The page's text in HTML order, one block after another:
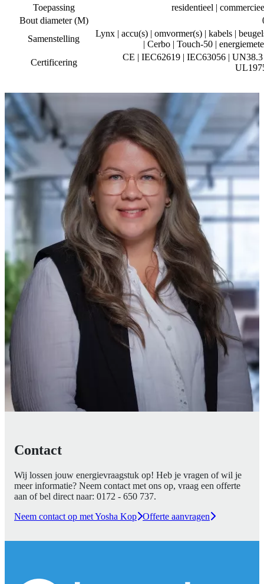
Toepassing
residentieel |
Bout diameter (M)
Samenstelling
Lynx | accu(s) | omvormer(s) | kabels |
| Cerbo | Touch-50 |
Certificering
CE | IEC62619 | IEC63056 | UN38.3
Contact
Wij lossen jouw energievraagstuk op! Heb je vragen of wil je
meer informatie? Neem contact met ons op, vraag een offerte
aan of bel direct naar: 0172 - 650 737.
Neem contact op met Yosha Kop Offerte aanvragen